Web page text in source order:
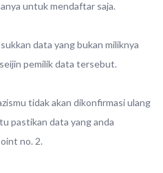
untuk mendaftar saja.
data yang bukan miliknya
pemilik data tersebut.
tidak akan dikonfirmasi ulang
pastikan data yang anda
no. 2.